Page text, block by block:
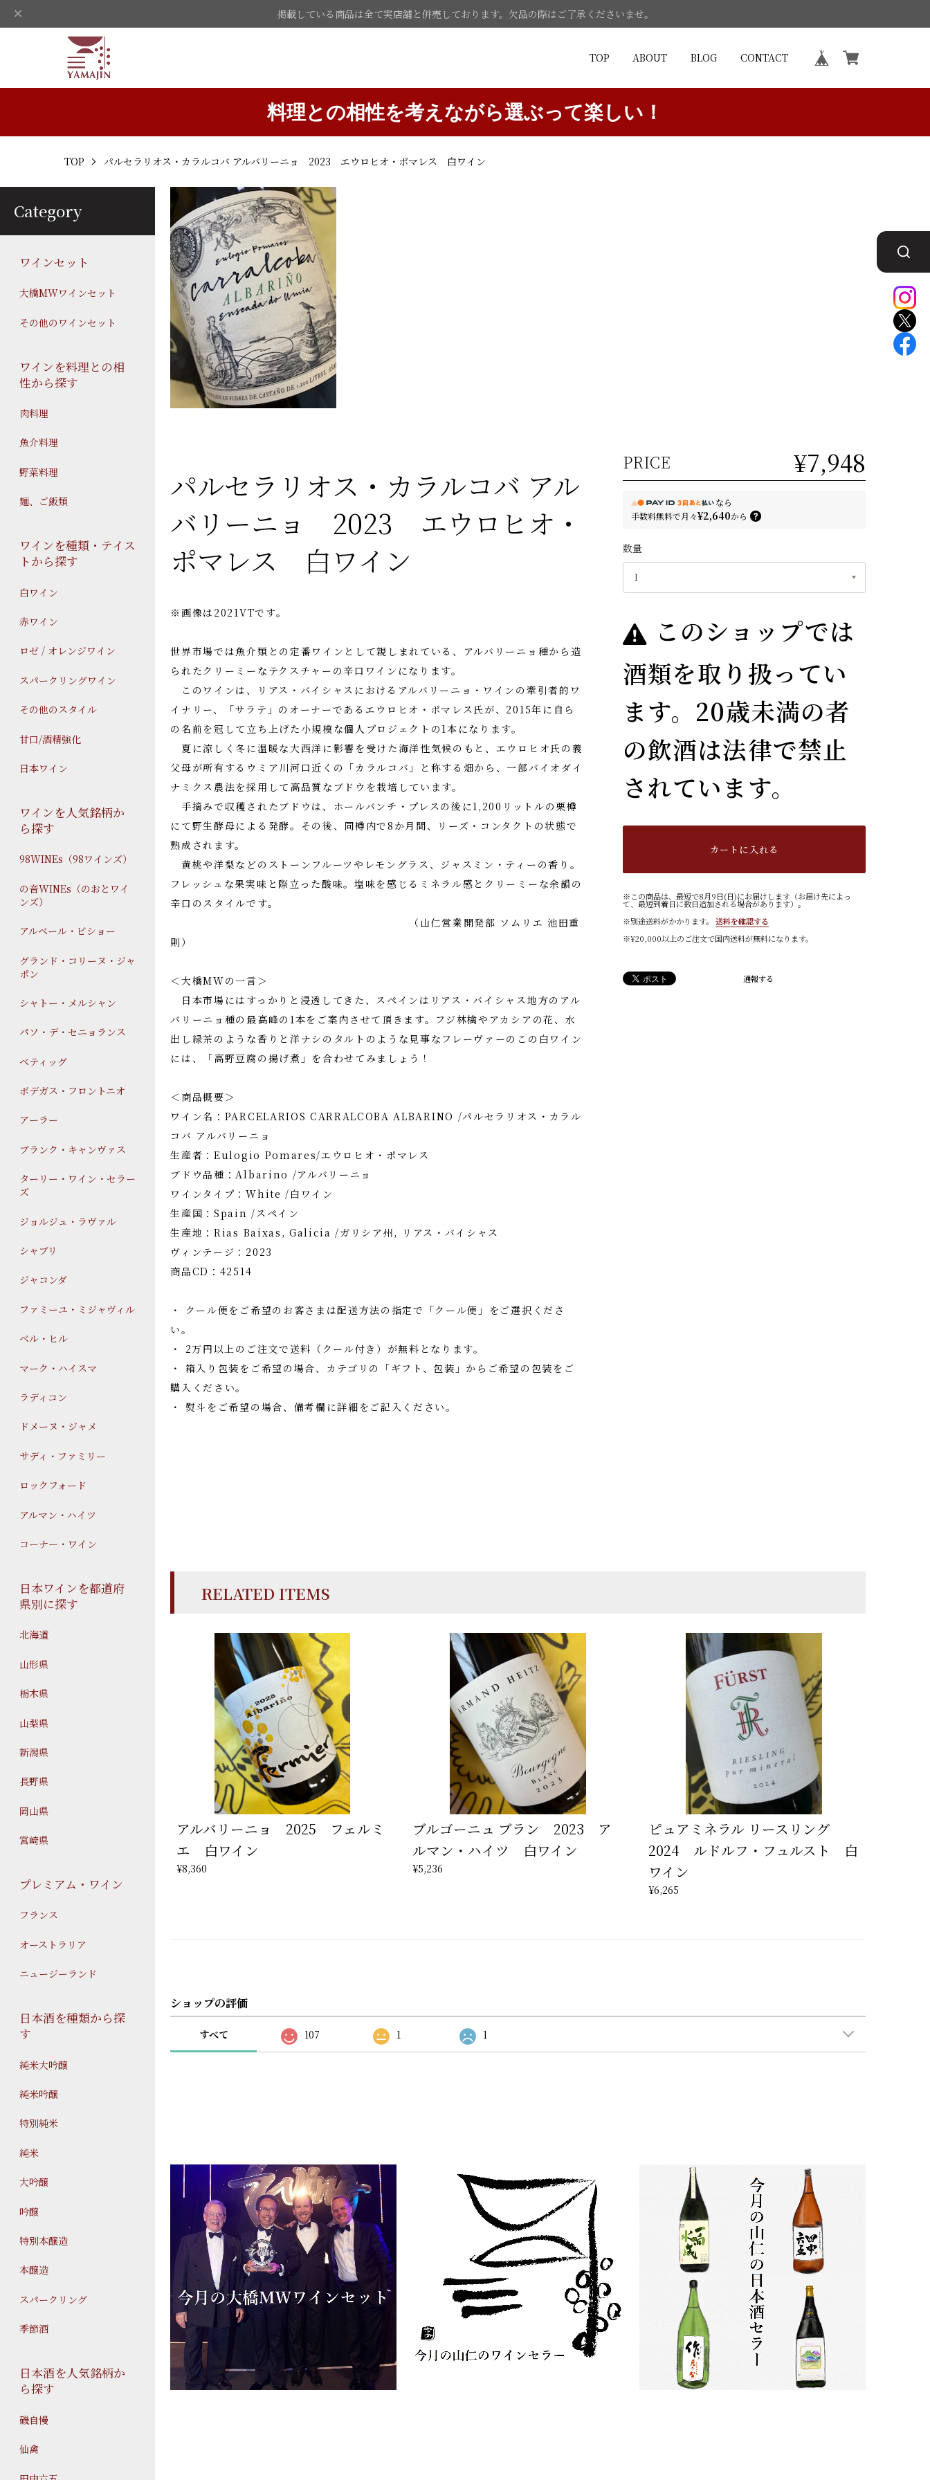
掲載している商品は全て実店舗と併売しております。欠品の際はご了承くださいませ。
TOP ABOUT BLOG CONTACT
料理との相性を考えながら選ぶって楽しい！
Category
ワインセット
大橋MWワインセット
その他のワインセット
ワインを料理との相
性から探す
肉料理
魚介料理
野菜料理
麺、ご飯類
ワインを種類・テイス
トから探す
白ワイン
赤ワイン
ロゼ / オレンジワイン
スパークリングワイン
その他のスタイル
甘口/酒精強化
日本ワイン
ワインを人気銘柄か
ら探す
98WINEs（98ワインズ）
の音WINEs（のおとワイ
ンズ）
アルベール・ビショー
グランド・コリーヌ・ジャ
ポン
シャトー・メルシャン
パソ・デ・セニョランス
ベティッグ
ボデガス・フロントニオ
アーラー
ブランク・キャンヴァス
ターリー・ワイン・セラー
ズ
ジョルジュ・ラヴァル
シャブリ
ジャコンダ
ファミーユ・ミジャヴィル
ベル・ヒル
マーク・ハイスマ
ラディコン
ドメーヌ・ジャメ
サディ・ファミリー
ロックフォード
アルマン・ハイツ
コーナー・ワイン
日本ワインを都道府
県別に探す
北海道
山形県
栃木県
山梨県
新潟県
長野県
岡山県
宮崎県
プレミアム・ワイン
フランス
オーストラリア
ニュージーランド
日本酒を種類から探
す
純米大吟醸
純米吟醸
特別純米
純米
大吟醸
吟醸
特別本醸造
本醸造
スパークリング
季節酒
日本酒を人気銘柄か
ら探す
磯自慢
仙禽
TOP パルセラリオス・カラルコバ アルバリーニョ 2023 エウロヒオ・ポマレス 白ワイン
パルセラリオス・カラルコバ アル
バリーニョ 2023 エウロヒオ・
ポマレス 白ワイン
※画像は2021VTです。
世界市場では魚介類との定番ワインとして親しまれている、アルバリーニョ種から造
られたクリーミーなテクスチャーの辛口ワインになります。
このワインは、リアス・バイシャスにおけるアルバリーニョ・ワインの牽引者的ワ
イナリー、「サラテ」のオーナーであるエウロヒオ・ポマレス氏が、2015年に自ら
の名前を冠して立ち上げた小規模な個人プロジェクトの1本になります。
夏に涼しく冬に温暖な大西洋に影響を受けた海洋性気候のもと、エウロヒオ氏の義
父母が所有するウミア川河口近くの「カラルコバ」と称する畑から、一部バイオダイ
ナミクス農法を採用して高品質なブドウを栽培しています。
手摘みで収穫されたブドウは、ホールバンチ・プレスの後に1,200リットルの栗樽
にて野生酵母による発酵。その後、同樽内で8か月間、リーズ・コンタクトの状態で
熟成されます。
黄桃や洋梨などのストーンフルーツやレモングラス、ジャスミン・ティーの香り。
フレッシュな果実味と際立った酸味。塩味を感じるミネラル感とクリーミーな余韻の
辛口のスタイルです。
（山仁営業開発部 ソムリエ 池田重
則）
＜大橋MWの一言＞
日本市場にはすっかりと浸透してきた、スペインはリアス・バイシャス地方のアル
バリーニョ種の最高峰の1本をご案内させて頂きます。フジ林檎やアカシアの花、水
出し緑茶のような香りと洋ナシのタルトのような見事なフレーヴァーのこの白ワイン
には、「高野豆腐の揚げ煮」を合わせてみましょう！
＜商品概要＞
ワイン名：PARCELARIOS CARRALCOBA ALBARINO /パルセラリオス・カラル
コバ アルバリーニョ
生産者：Eulogio Pomares/エウロヒオ・ポマレス
ブドウ品種：Albarino /アルバリーニョ
ワインタイプ：White /白ワイン
生産国：Spain /スペイン
生産地：Rias Baixas, Galicia /ガリシア州, リアス・バイシャス
ヴィンテージ：2023
商品CD：42514
・ クール便をご希望のお客さまは配送方法の指定で「クール便」をご選択くださ
い。
・ 2万円以上のご注文で送料（クール付き）が無料となります。
・ 箱入り包装をご希望の場合、カテゴリの「ギフト、包装」からご希望の包装をご
購入ください。
・ 熨斗をご希望の場合、備考欄に詳細をご記入ください。
PRICE ¥7,948
なら
手数料無料で月々¥2,640から
数量
このショップでは
酒類を取り扱ってい
ます。20歳未満の者
の飲酒は法律で禁止
されています。
カートに入れる
※この商品は、最短で8月9日(日)にお届けします（お届け先によっ
て、最短到着日に数日追加される場合があります）。
※別途送料がかかります。
送料を確認する
※¥20,000以上のご注文で国内送料が無料になります。
通報する
RELATED ITEMS
アルバリーニョ 2025 フェルミ
エ 白ワイン
¥8,360
ブルゴーニュ ブラン 2023 ア
ルマン・ハイツ 白ワイン
¥5,236
ピュアミネラル リースリング
2024 ルドルフ・フュルスト 白
ワイン
¥6,265
ショップの評価
すべて 107 1 1